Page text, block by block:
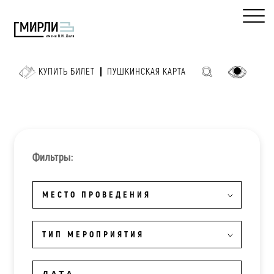
КУПИТЬ БИЛЕТ ПУШКИНСКАЯ КАРТА
Фильтры:
МЕСТО ПРОВЕДЕНИЯ
ТИП МЕРОПРИЯТИЯ